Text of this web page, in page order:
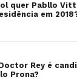
quer Pabllo
em
Rey é
Prona?